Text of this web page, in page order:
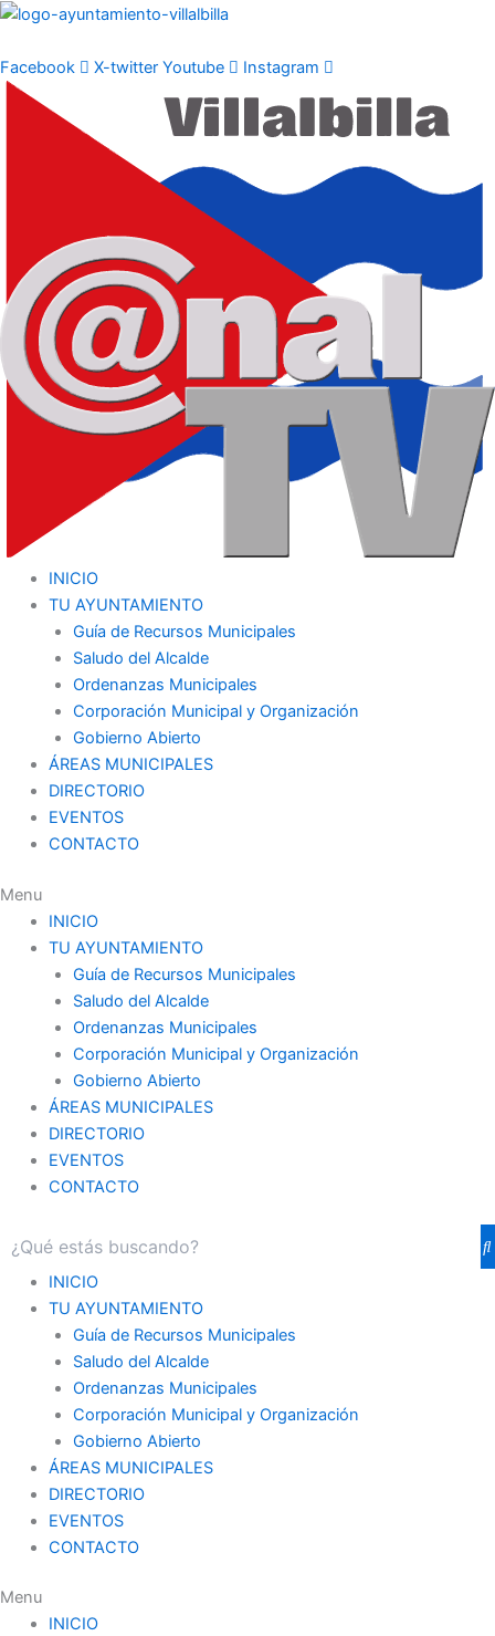
Ir
contenido
Facebook X-twitter Youtube Instagram
INICIO
TU AYUNTAMIENTO
Guía de Recursos Municipales
Saludo del Alcalde
Ordenanzas Municipales
Corporación Municipal y Organización
Gobierno Abierto
ÁREAS MUNICIPALES
DIRECTORIO
EVENTOS
CONTACTO
Menu
INICIO
TU AYUNTAMIENTO
Guía de Recursos Municipales
Saludo del Alcalde
Ordenanzas Municipales
Corporación Municipal y Organización
Gobierno Abierto
ÁREAS MUNICIPALES
DIRECTORIO
EVENTOS
CONTACTO
INICIO
TU AYUNTAMIENTO
Guía de Recursos Municipales
Saludo del Alcalde
Ordenanzas Municipales
Corporación Municipal y Organización
Gobierno Abierto
ÁREAS MUNICIPALES
DIRECTORIO
EVENTOS
CONTACTO
Menu
INICIO